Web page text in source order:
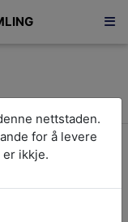
nettstaden.
for å levere
ikkje.